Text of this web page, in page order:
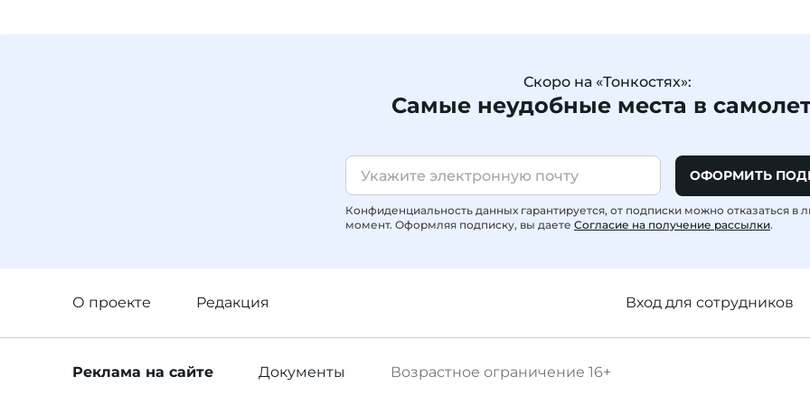
Скоро на «Тонкостях»:
Самые неудобные места в
ОФОРМИТЬ
Конфиденциальность данных гарантируется, от подписки можно отказаться в
момент. Оформляя подписку, вы даете Согласие на получение рассылки.
О проекте Редакция Вход для сотрудников
Возрастное ограничение 16+
Реклама на сайте Документы